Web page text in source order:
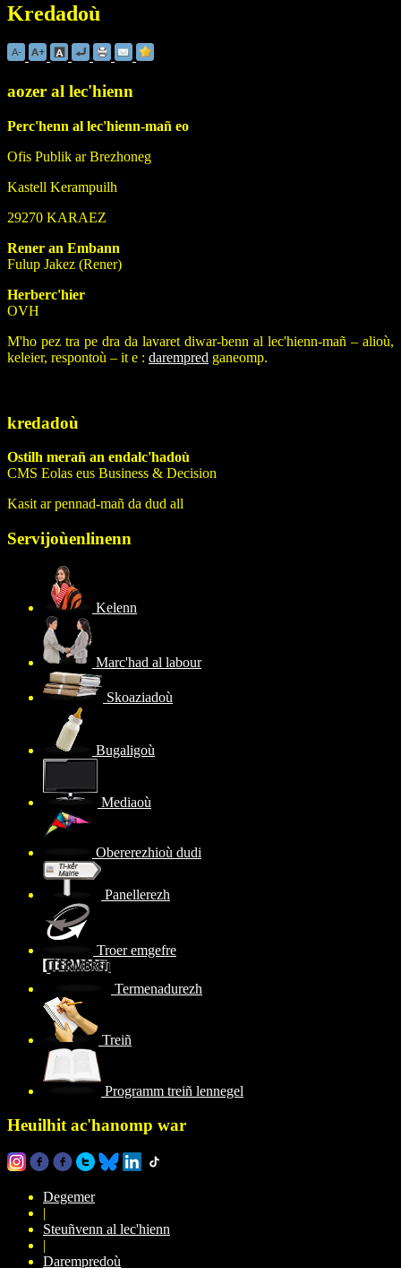
Kredadoù
aozer al lec'hienn
Perc'henn al lec'hienn-mañ eo
Ofis Publik ar Brezhoneg
Kastell Kerampuilh
29270 KARAEZ
Rener an Embann
Fulup Jakez (Rener)
Herberc'hier
OVH
M'ho pez tra pe dra da lavaret diwar-benn al lec'hienn-mañ – alioù,
keleier, respontoù – it e : darempred ganeomp.
kredadoù
Ostilh merañ an endalc'hadoù
CMS Eolas eus Business & Decision
Kasit ar pennad-mañ da dud all
Servijoùenlinenn
Kelenn
Marc'had al labour
Skoaziadoù
Bugaligoù
Mediaoù
Obererezhioù dudi
Panellerezh
Troer emgefre
Termenadurezh
Treiñ
Programm treiñ lennegel
Heuilhit ac'hanomp war
Degemer
|
Steuñvenn al lec'hienn
|
Darempredoù